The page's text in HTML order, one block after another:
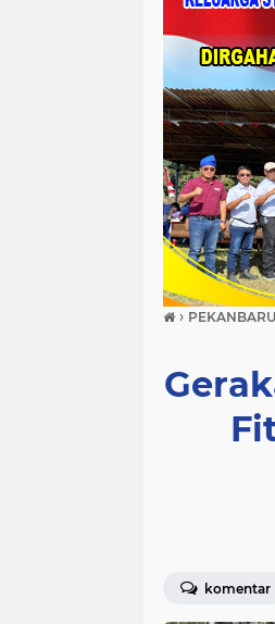
› PEKANBARU
komentar